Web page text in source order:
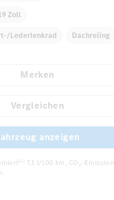
Zoll
Lederlenkrad Dachreling
Laderaumabdeckung
Merken
Vergleichen
anzeigen
[5] 7,1 l/100 km, CO 2-Emission